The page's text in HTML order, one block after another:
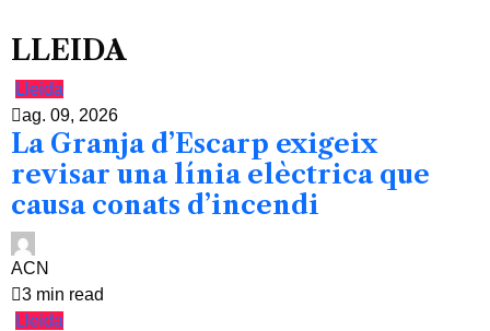
LLEIDA
Lleida
ag. 09, 2026
La Granja d’Escarp exigeix
revisar una línia elèctrica que
causa conats d’incendi
ACN
3 min read
Lleida